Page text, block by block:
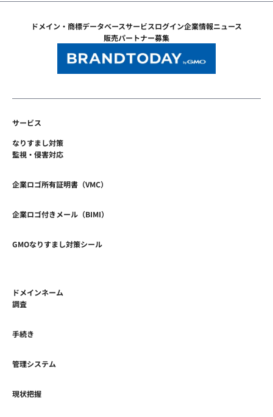
ドメイン・商標データベースサービスログイン企業情報ニュース
販売パートナー募集
サービス
なりすまし対策
監視・侵害対応
企業ロゴ所有証明書（VMC）
企業ロゴ付きメール（BIMI）
GMOなりすまし対策シール
ドメインネーム
調査
手続き
管理システム
現状把握